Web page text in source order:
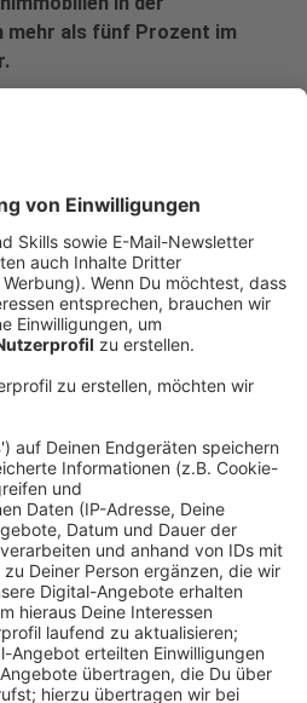
mehr als fünf Prozent im
dem Durchschnitt der
die Preise um 4,6 Prozent
ziehen kräftig an
sondern auch die Mieten
an. Besonders
sind
Anstieg von rund fünf
Durchschnitt bei